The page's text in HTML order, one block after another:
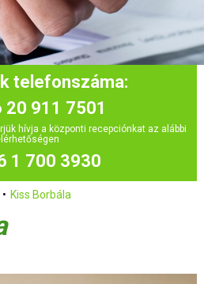
telefonszáma:
20 911 7501
hívja a központi recepciónkat az alábbi
1 700 3930
Kiss Borbála